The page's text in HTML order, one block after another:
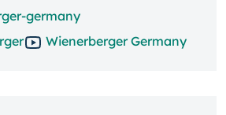
germany
Wienerberger Germany